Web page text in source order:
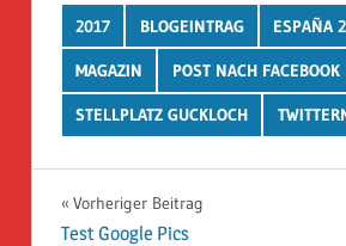
2017 BLOGEINTRAG ESPAÑA
MAGAZIN POST NACH FACEBOOK
STELLPLATZ GUCKLOCH
Beitragsnavigation
Vorheriger Beitrag
Test Google Pics